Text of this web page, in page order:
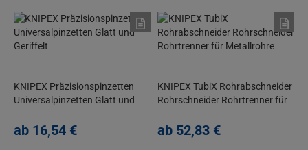
KNIPEX Präzisionspinzetten
Universalpinzetten Glatt und
ab 16,54 €
KNIPEX TubiX Rohrabschneider
Rohrschneider Rohrtrenner für
ab 52,83 €